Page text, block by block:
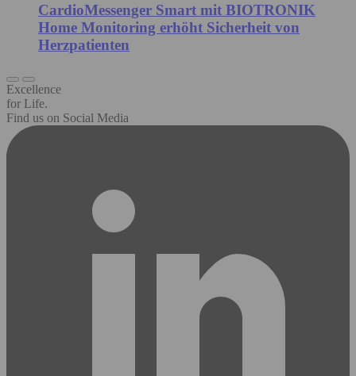
CardioMessenger Smart mit BIOTRONIK
Home Monitoring erhöht Sicherheit von
Herzpatienten
Excellence
for Life.
Find us on Social Media